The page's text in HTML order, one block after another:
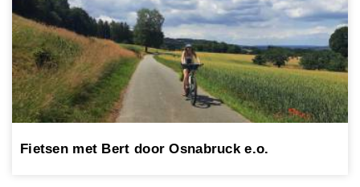
Fietsen met Bert door Osnabruck e.o.